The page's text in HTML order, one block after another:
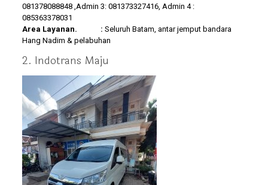
081378088848 ,Admin 3: 081373327416, Admin 4 :
085363378031
Area Layanan. : Seluruh Batam, antar jemput bandara
Hang Nadim & pelabuhan
2. Indotrans Maju